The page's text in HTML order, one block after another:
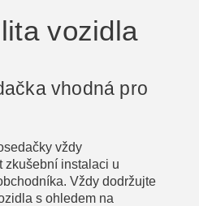
vozidla
vhodná pro
vždy
zkušební instalaci u
Vždy dodržujte
s ohledem na